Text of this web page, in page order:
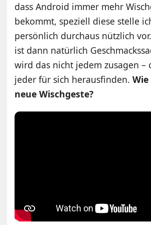
dass Android immer mehr
bekommt, speziell diese stelle
persönlich durchaus nützlich
ist dann natürlich
wird das nicht jedem zusagen –
jeder für sich herausfinden.
neue Wischgeste?